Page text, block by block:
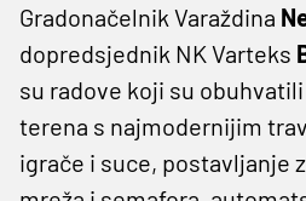
Gradonačelnik Varaždina
dopredsjednik NK Varteks
su radove koji su
terena s najmodernijim
igrače i suce, postavljanje